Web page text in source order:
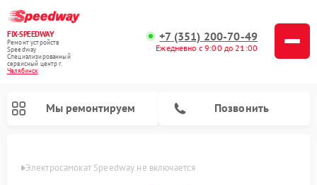
FIX-SPEEDWAY
Ремонт устройств
Speedway
Специализированный
cервисный центр г.
Челябинск
+7 (351) 200-70-49
Ежедневно с 9:00 до 21:00
Мы ремонтируем Позвонить
Электросамокат Speedway не включается